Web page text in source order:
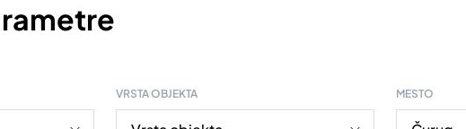
VRSTA OBJEKTA MESTO